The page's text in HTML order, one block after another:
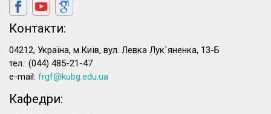
Контакти:
04212, Україна, м.Київ, вул. Левка Лук`яненка, 13-Б
тел.: (044) 485-21-47
e-mail: frgf@kubg.edu.ua
Кафедри: